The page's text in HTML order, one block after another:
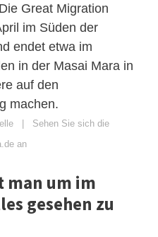
Great Migration
im Süden der
endet etwa im
in der Masai Mara in
auf den
machen.
| Sehen Sie sich die
an
man um im
gesehen zu